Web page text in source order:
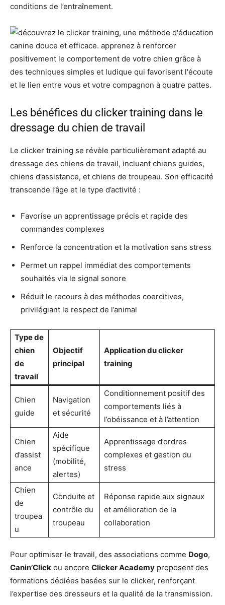
conditions de l’entraînement.
Les bénéfices du clicker training dans le
dressage du chien de travail
Le clicker training se révèle particulièrement adapté au
dressage des chiens de travail, incluant chiens guides,
chiens d’assistance, et chiens de troupeau. Son efficacité
transcende l’âge et le type d’activité :
Favorise un apprentissage précis et rapide des
commandes complexes
Renforce la concentration et la motivation sans stress
Permet un rappel immédiat des comportements
souhaités via le signal sonore
Réduit le recours à des méthodes coercitives,
privilégiant le respect de l’animal
Type de
chien
de
travail
Objectif
principal
Application du clicker
training
Chien
guide
Navigation
et sécurité
Conditionnement positif des
comportements liés à
l’obéissance et à l’attention
Chien
d’assist
ance
Aide
spécifique
(mobilité,
alertes)
Apprentissage d’ordres
complexes et gestion du
stress
Chien
de
troupea
u
Conduite et
contrôle du
troupeau
Réponse rapide aux signaux
et amélioration de la
collaboration
Pour optimiser le travail, des associations comme Dogo,
Canin’Click ou encore Clicker Academy proposent des
formations dédiées basées sur le clicker, renforçant
l’expertise des dresseurs et la qualité de la transmission.